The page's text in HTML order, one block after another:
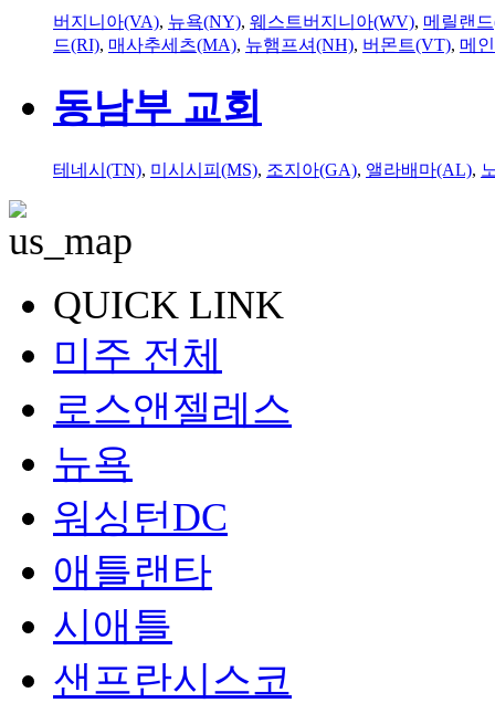
버지니아(VA), 뉴욕(NY), 웨스트버지니아(WV), 메릴랜
드(RI), 매사추세츠(MA), 뉴햄프셔(NH), 버몬트(VT), 메
동남부 교회
테네시(TN), 미시시피(MS), 조지아(GA), 앨라배마(AL),
QUICK LINK
미주 전체
로스앤젤레스
뉴욕
워싱턴DC
애틀랜타
시애틀
샌프란시스코